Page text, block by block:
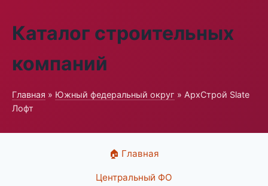
Каталог строительных
компаний
Главная » Южный федеральный округ » АрхСтрой Slate
Лофт
🏠 Главная
Центральный ФО